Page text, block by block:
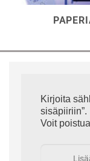
Kirjoita
sisäpiiriin”.
Voit